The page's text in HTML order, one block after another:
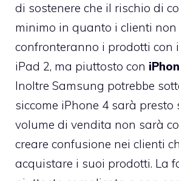
di sostenere che il rischio di
minimo in quanto i clienti non
confronteranno i prodotti con
iPad 2, ma piuttosto con
Inoltre Samsung potrebbe
siccome iPhone 4 sarà presto
volume di vendita non sarà
creare confusione nei clienti
acquistare i suoi prodotti. La